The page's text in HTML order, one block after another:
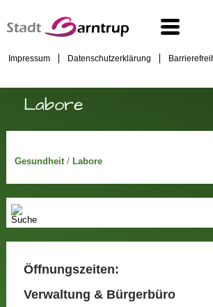
Impressum Datenschutzerklärung
Labore
Gesundheit/ Labore
Öffnungszeiten:
Verwaltung & Bürgerbüro